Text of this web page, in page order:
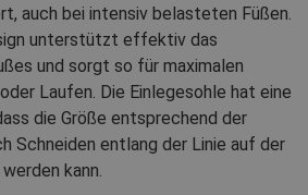
auch bei intensiv belasteten Füßen.
unterstützt effektiv das
und sorgt so für maximalen
Laufen. Die Einlegesohle hat eine
die Größe entsprechend der
Schneiden entlang der Linie auf der
kann.